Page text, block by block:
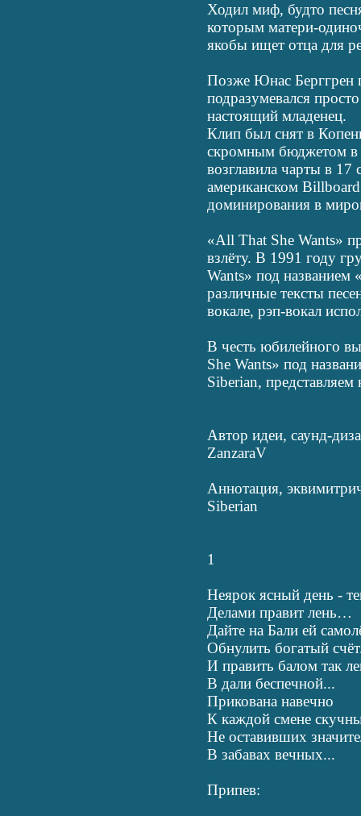
Ходил миф, будто
которым матери-
якобы ищет отца для
Позже Юнас Берггрен
подразумевался
настоящий младенец.
Клип был снят в
скромным бюджетом в
возглавила чарты в 17
американском
доминирования в
«All That She Wants»
взлёту. В 1991 году
Wants» под названием
различные тексты
вокале, рэп-вокал
В честь юбилейного
She Wants» под
Siberian,
Автор идеи, саунд-
ZanzaraV
Аннотация,
Siberian
1
Неярок ясный день -
Делами правит лень…
Дайте на Бали ей
Обнулить богатый
И править балом так
В дали беспечной...
Прикована навечно
К каждой смене
Не оставивших
В забавах вечных...
Припев: